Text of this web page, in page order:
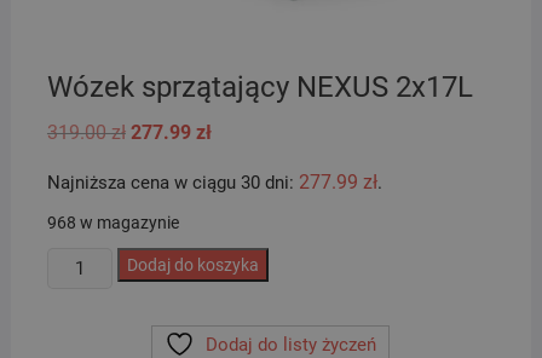
Wózek sprzątający NEXUS 2x17L
319.00zł Pierwotna
319.00 zł.
277.99 złAktualna
277.99 zł.
Najniższa cena w ciągu 30 dni: 277.99 zł.
968 w magazynie
ilość
Dodaj do koszyka
Dodaj do listy życzeń